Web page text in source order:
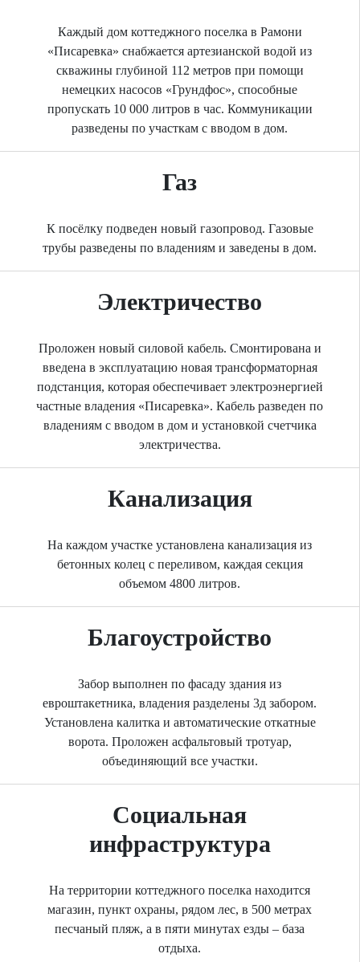
Каждый дом коттеджного поселка в Рамони
«Писаревка» снабжается артезианской водой из
скважины глубиной 112 метров при помощи
немецких насосов «Грундфос», способные
пропускать 10 000 литров в час. Коммуникации
разведены по участкам с вводом в дом.
Газ
К посёлку подведен новый газопровод. Газовые
трубы разведены по владениям и заведены в дом.
Электричество
Проложен новый силовой кабель. Смонтирована и
введена в эксплуатацию новая трансформаторная
подстанция, которая обеспечивает электроэнергией
частные владения «Писаревка». Кабель разведен по
владениям с вводом в дом и установкой счетчика
электричества.
Канализация
На каждом участке установлена канализация из
бетонных колец с переливом, каждая секция
объемом 4800 литров.
Благоустройство
Забор выполнен по фасаду здания из
евроштакетника, владения разделены 3д забором.
Установлена калитка и автоматические откатные
ворота. Проложен асфальтовый тротуар,
объединяющий все участки.
Социальная
инфраструктура
На территории коттеджного поселка находится
магазин, пункт охраны, рядом лес, в 500 метрах
песчаный пляж, а в пяти минутах езды – база
отдыха.